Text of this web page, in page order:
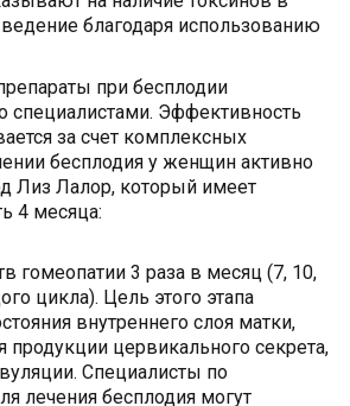
благодаря использованию
при бесплодии
специалистами. Эффективность
за счет комплексных
бесплодия у женщин активно
Лиз Лалор, который имеет
4 месяца:
гомеопатии 3 раза в месяц (7, 10,
цикла). Цель этого этапа
внутреннего слоя матки,
продукции цервикального секрета,
Специалисты по
лечения бесплодия могут